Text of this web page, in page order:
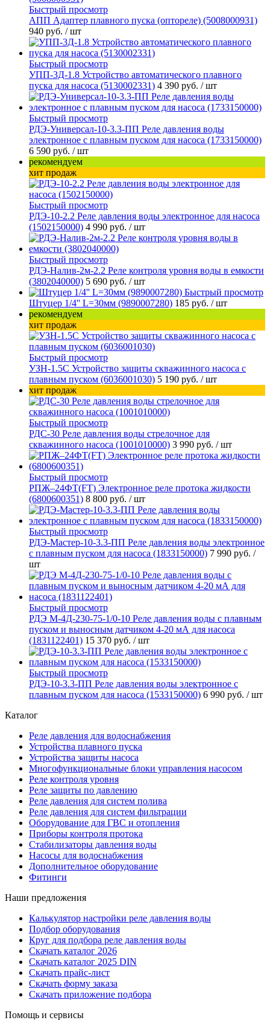
Быстрый просмотр
АПП Адаптер плавного пуска (оптореле) (5008000931)
940 руб. / шт
Быстрый просмотр
УПП-3Д-1.8 Устройство автоматического плавного
пуска для насоса (5130002331) 4 390 руб. / шт
Быстрый просмотр
РДЭ-Универсал-10-3.3-ПП Реле давления воды
электронное с плавным пуском для насоса (1733150000)
6 590 руб. / шт
рекомендуем
хит продаж
Быстрый просмотр
РДЭ-10-2.2 Реле давления воды электронное для насоса
(1502150000) 4 990 руб. / шт
Быстрый просмотр
РДЭ-Налив-2м-2.2 Реле контроля уровня воды в емкости
(3802040000) 5 690 руб. / шт
Быстрый просмотр
Штуцер 1/4'' L=30мм (9890007280) 185 руб. / шт
рекомендуем
хит продаж
Быстрый просмотр
УЗН-1.5С Устройство защиты скважинного насоса с
плавным пуском (6036001030) 5 190 руб. / шт
хит продаж
Быстрый просмотр
РДС-30 Реле давления воды стрелочное для
скважинного насоса (1001010000) 3 990 руб. / шт
Быстрый просмотр
РПЖ–24ФТ(FT) Электронное реле протока жидкости
(6800600351) 8 800 руб. / шт
Быстрый просмотр
РДЭ-Мастер-10-3.3-ПП Реле давления воды электронное
с плавным пуском для насоса (1833150000) 7 990 руб. /
шт
Быстрый просмотр
РДЭ М-4Д-230-75-1/0-10 Реле давления воды с плавным
пуском и выносным датчиком 4-20 мА для насоса
(1831122401) 15 370 руб. / шт
Быстрый просмотр
РДЭ-10-3.3-ПП Реле давления воды электронное с
плавным пуском для насоса (1533150000) 6 990 руб. / шт
Каталог
Реле давления для водоснабжения
Устройства плавного пуска
Устройства защиты насоса
Многофункциональные блоки управления насосом
Реле контроля уровня
Реле защиты по давлению
Реле давления для систем полива
Реле давления для систем фильтрации
Оборудование для ГВС и отопления
Приборы контроля протока
Стабилизаторы давления воды
Насосы для водоснабжения
Дополнительное оборудование
Фитинги
Наши предложения
Калькулятор настройки реле давления воды
Подбор оборудования
Круг для подбора реле давления воды
Скачать каталог 2026
Скачать каталог 2025 DIN
Скачать прайс-лист
Скачать форму заказа
Скачать приложение подбора
Помощь и сервисы